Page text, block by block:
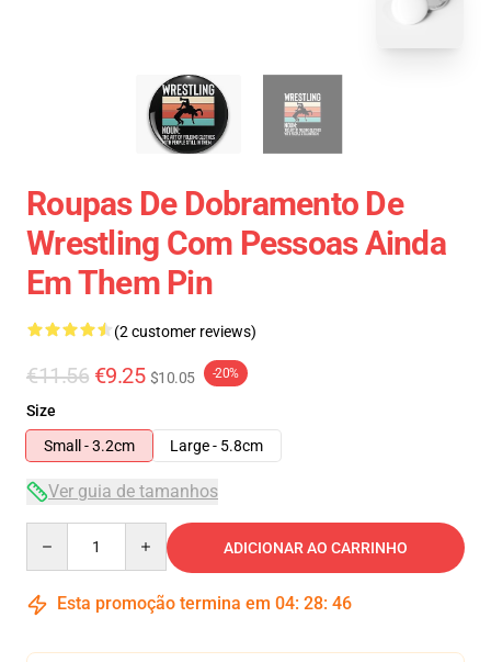
Roupas De Dobramento De
Wrestling Com Pessoas Ainda
Em Them Pin
(2 customer reviews)
€11.56 €9.25 $10.05 -20%
Size
Small - 3.2cm
Large - 5.8cm
Ver guia de tamanhos
ADICIONAR AO CARRINHO
Esta promoção termina em 04: 28: 46